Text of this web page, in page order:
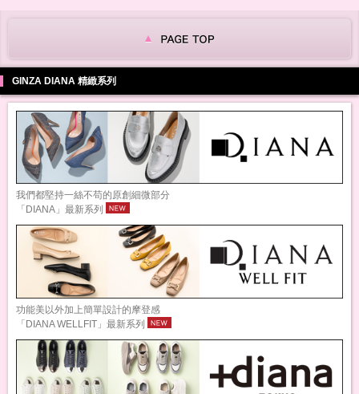
GINZA DIANA 精緻系列
我們都堅持一絲不苟的原創細微部分
「DIANA」最新系列
功能美以外加上簡單設計的摩登感
「DIANA WELLFIT」最新系列